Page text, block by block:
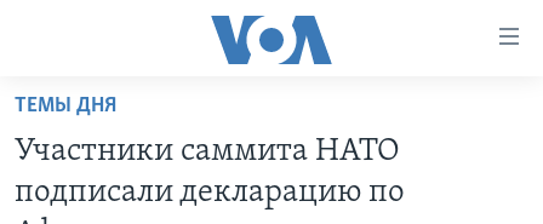
Перейти
основной
контент
ПерейтиАМЕРИКА
ПРОЕКТЫ
ТЕМЫ ДНЯ
Участники саммита НАТО
подписали декларацию по